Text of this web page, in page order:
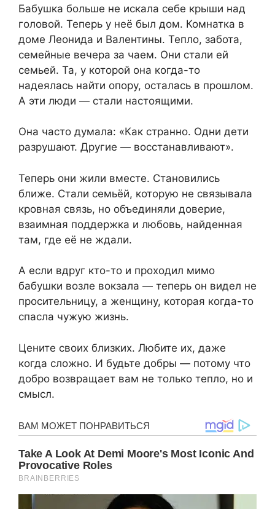
Бабушка больше не искала себе крыши над
головой. Теперь у неё был дом. Комнатка в
доме Леонида и Валентины. Тепло, забота,
семейные вечера за чаем. Они стали ей
семьей. Та, у которой она когда-то
надеялась найти опору, осталась в прошлом.
А эти люди — стали настоящими.
Она часто думала: «Как странно. Одни дети
разрушают. Другие — восстанавливают».
Теперь они жили вместе. Становились
ближе. Стали семьёй, которую не связывала
кровная связь, но объединяли доверие,
взаимная поддержка и любовь, найденная
там, где её не ждали.
А если вдруг кто-то и проходил мимо
бабушки возле вокзала — теперь он видел не
просительницу, а женщину, которая когда-то
спасла чужую жизнь.
Цените своих близких. Любите их, даже
когда сложно. И будьте добры — потому что
добро возвращает вам не только тепло, но и
смысл.